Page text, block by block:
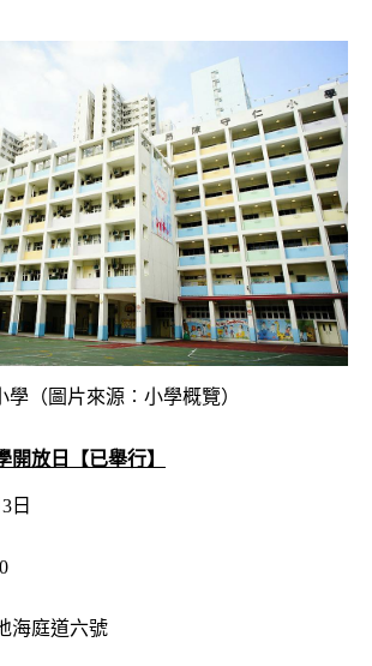
（圖片來源︰小學概覽）
開放日 【已舉行】
日
海庭道六號